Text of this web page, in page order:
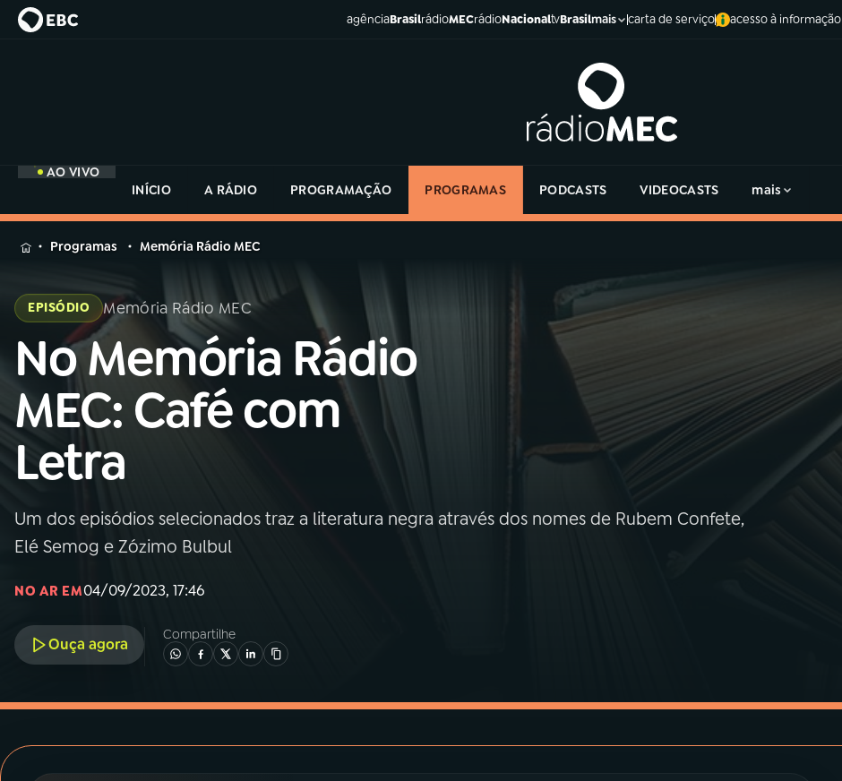
agênciaBrasilrádioMECrádioNacionaltvBrasilmais carta de serviço acesso à informação
AO VIVO
INÍCIO
A RÁDIO PROGRAMAÇÃO PROGRAMAS PODCASTS VIDEOCASTS mais
MENU
Buscar
na
Rádio
MEC
Buscar
Início
01 INÍCIO
02 A RÁDIO
04PROGRAMAS
06VIDEOCASTS
na
Rádio
Programas Memória Rádio MEC
EPISÓDIO Memória Rádio MEC
No Memória Rádio
MEC: Café com
Letra
Um dos episódios selecionados traz a literatura negra através dos nomes de Rubem Confete,
Elé Semog e Zózimo Bulbul
NO AR EM04/09/2023, 17:46
Ouça agora
Compartilhe